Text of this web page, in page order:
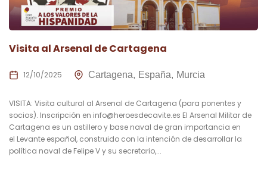
Visita al Arsenal de Cartagena
12/10/2025 Cartagena España Murcia
VISITA: Visita cultural al Arsenal de Cartagena (para ponentes y
socios). Inscripción en info@heroesdecavite.es El Arsenal Militar de
Cartagena es un astillero y base naval de gran importancia en
el Levante español, construido con la intención de desarrollar la
política naval de Felipe V y su secretario,...